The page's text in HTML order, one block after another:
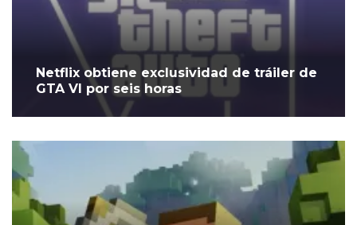
Netflix obtiene exclusividad de tráiler de
GTA VI por seis horas